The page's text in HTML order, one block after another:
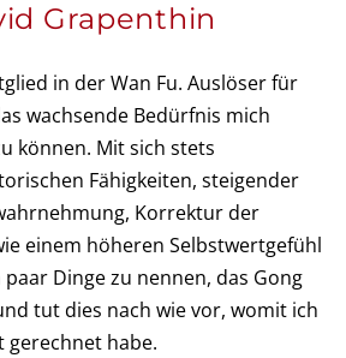
Grapenthin
in der Wan Fu. Auslöser für
wachsende Bedürfnis mich
können. Mit sich stets
Fähigkeiten, steigender
Korrektur der
einem höheren Selbstwertgefühl
Dinge zu nennen, das Gong
tut dies nach wie vor, womit ich
gerechnet habe.